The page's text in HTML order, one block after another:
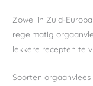
Zowel in Zuid-
regelmatig
lekkere recepten te
Soorten orgaanvlees